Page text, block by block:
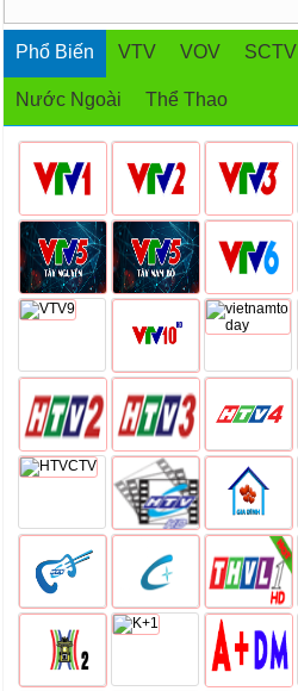
Phổ Biến VTV VOV SCTV
Nước Ngoài Thể Thao